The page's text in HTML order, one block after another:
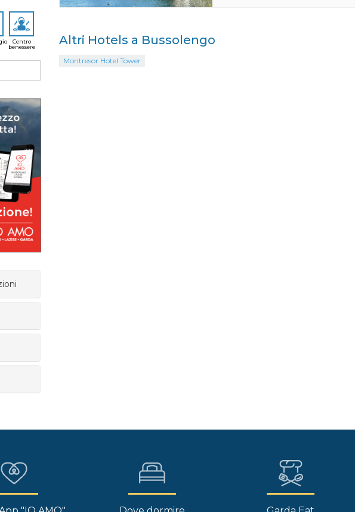
Centro
benessere
Altri Hotels a Bussolengo
Montresor Hotel Tower